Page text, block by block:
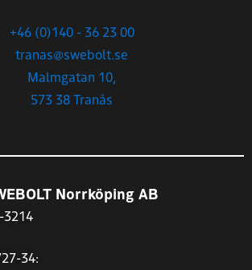
+46 (0)140 - 36 23 00
tranas@swebolt.se
Malmgatan 10,
573 38 Tranås
Norrköping AB
3214
34: